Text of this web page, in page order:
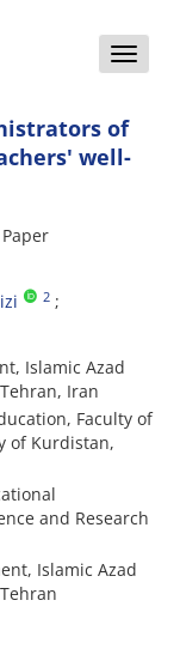
Toggle
of
well-
2
Islamic Azad
Iran
Faculty of
of Kurdistan,
and Research
Islamic Azad